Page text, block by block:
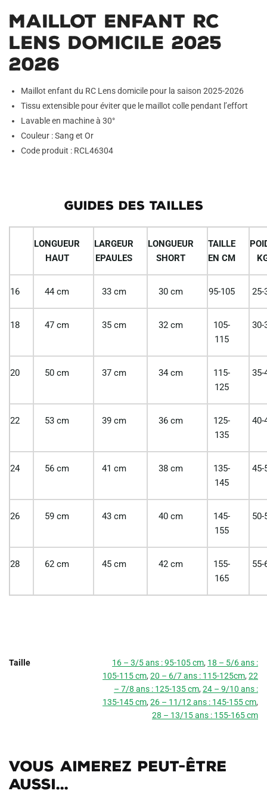
Maillot Enfant RC
Lens Domicile 2025
2026
Maillot enfant du RC Lens domicile pour la saison 2025-2026
Tissu extensible pour éviter que le maillot colle pendant l’effort
Lavable en machine à 30°
Couleur : Sang et Or
Code produit : RCL46304
GUIDES DES TAILLES
LONGUEUR
HAUT
LARGEUR
EPAULES
LONGUEUR
SHORT
TAILLE
EN CM
16 44 cm 33 cm 30 cm 95-105 25-
18 47 cm 35 cm 32 cm
105-
115
30-
20 50 cm 37 cm 34 cm
115-
125
35-
22 53 cm 39 cm 36 cm
125-
135
40-
24 56 cm 41 cm 38 cm
135-
145
45-
26 59 cm 43 cm 40 cm
145-
155
50-
28 62 cm 45 cm 42 cm
155-
165
55-
Taille 16 – 3/5 ans : 95-105 cm, 18 – 5/6 ans :
105-115 cm, 20 – 6/7 ans : 115-125cm, 22
– 7/8 ans : 125-135 cm, 24 – 9/10 ans :
135-145 cm, 26 – 11/12 ans : 145-155 cm,
28 – 13/15 ans : 155-165 cm
Vous aimerez peut-être
aussi...